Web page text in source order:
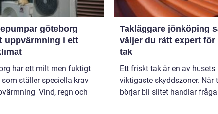
göteborg
uppvärmning i ett
har ett milt men fuktigt
ställer speciella krav
Vind, regn och
Takläggare jönköping så
väljer du rätt expert för
tak
Ett friskt tak är en av husets
viktigaste skyddszoner. När
börjar bli slitet handlar